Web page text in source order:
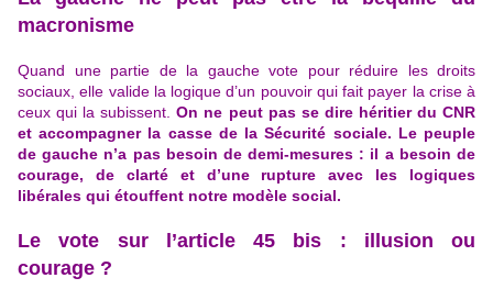
macronisme
Quand une partie de la gauche vote pour réduire les droits
sociaux, elle valide la logique d’un pouvoir qui fait payer la crise à
ceux qui la subissent.On ne peut pas se dire héritier du CNR
et accompagner la casse de la Sécurité sociale. Le peuple
de gauche n’a pas besoin de demi-mesures : il a besoin de
courage, de clarté et d’une rupture avec les logiques
libérales qui étouffent notre modèle social.
Le vote sur l’article 45 bis : illusion ou
courage ?